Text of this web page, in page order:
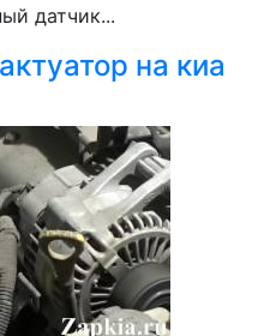
датчик...
на киа